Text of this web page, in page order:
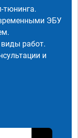
тюнинга.
ЭБУ
работ.
и